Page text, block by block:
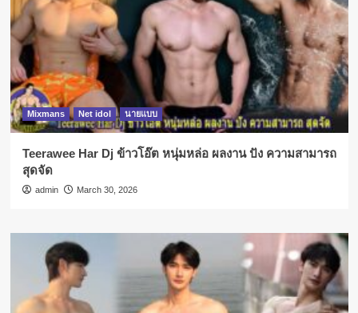
Mixmans Net idol นายแบบ
Teerawee Har Dj ข้าวโอ๊ต หนุ่มหล่อ ผลงาน ปัง ความสามารถ
สุดจัด
admin March 30, 2026